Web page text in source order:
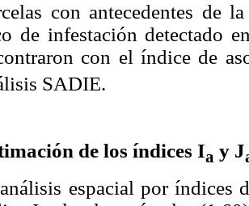
con antecedentes de
de infestación detectado
con el índice de
SADIE.
de los índices Ia y J
espacial por índices